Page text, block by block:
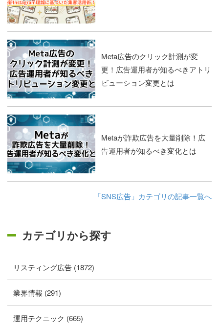
Meta広告のクリック計測が変
更！広告運用者が知るべきアトリ
ビューション変更とは
Metaが詐欺広告を大量削除！広
告運用者が知るべき変化とは
「SNS広告」カテゴリの記事一覧へ
カテゴリから探す
リスティング広告 (1872)
業界情報 (291)
運用テクニック (665)